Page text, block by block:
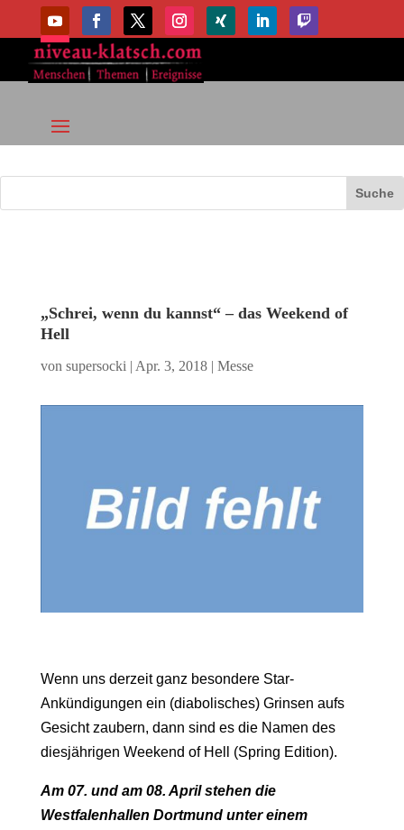
„Schrei, wenn du kannst“ – das Weekend of
Hell
von supersocki | Apr. 3, 2018| Messe
Wenn uns derzeit ganz besondere Star-
Ankündigungen ein (diabolisches) Grinsen aufs
Gesicht zaubern, dann sind es die Namen des
diesjährigen Weekend of Hell (Spring Edition).
Am 07. und am 08. April stehen die
Westfalenhallen Dortmund unter einem